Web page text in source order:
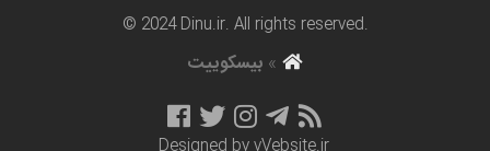
© 2024 Dinu.ir. All rights reserved.
» بیسکوییت